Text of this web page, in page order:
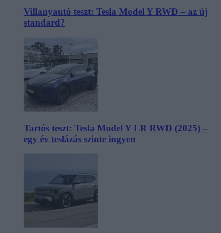
Villanyautó teszt: Tesla Model Y RWD – az új
standard?
Tartós teszt: Tesla Model Y LR RWD (2025) –
egy év teslázás szinte ingyen